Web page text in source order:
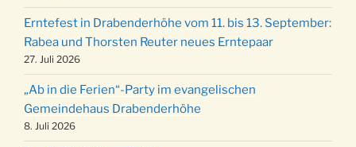
24.12.
Familiengottesdienst mit Krippenspiel im Ev.
Gemeindehaus um 15:00 Uhr
24.12. Familiengottesdienst in der FeG um 16 Uhr
24.12.
Weihnachtsgottesdienst in der Kirche um
15:00 Uhr
24.12.
Weihnachtsgottesdienst in der Kirche um
18:00 Uhr
Erntefest in Drabenderhöhe vom 11. bis 13. September:
Rabea und Thorsten Reuter neues Erntepaar
27. Juli 2026
„Ab in die Ferien“-Party im evangelischen
Gemeindehaus Drabenderhöhe
8. Juli 2026